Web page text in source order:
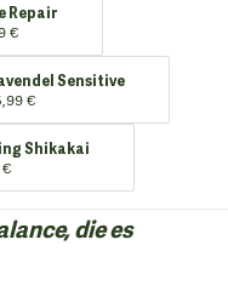
Repair
€
Sensitive
€
Shikakai
€
die es